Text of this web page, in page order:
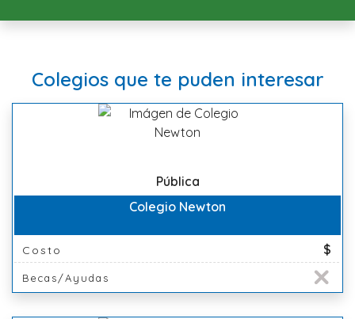
Colegios que te puden interesar
Pública
Colegio Newton
Costo $
Becas/Ayudas